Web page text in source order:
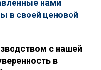
нами
в своей ценовой
с нашей
в